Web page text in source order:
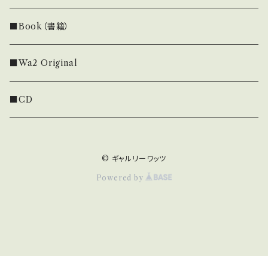
eavam
■Book（書籍）
■Wa2 Original
■CD
© ギャルリーワッツ
Powered by